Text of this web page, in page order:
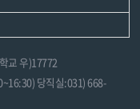
교 우)17772
당직실:031) 668-